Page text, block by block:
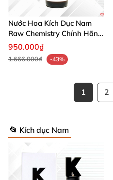
Nước Hoa Kích Dục Nam
Raw Chemistry Chính Hãng
Mỹ Tăng Ham Muốn
950.000₫
1.666.000₫ -43%
1 2
📂 Kích dục Nam